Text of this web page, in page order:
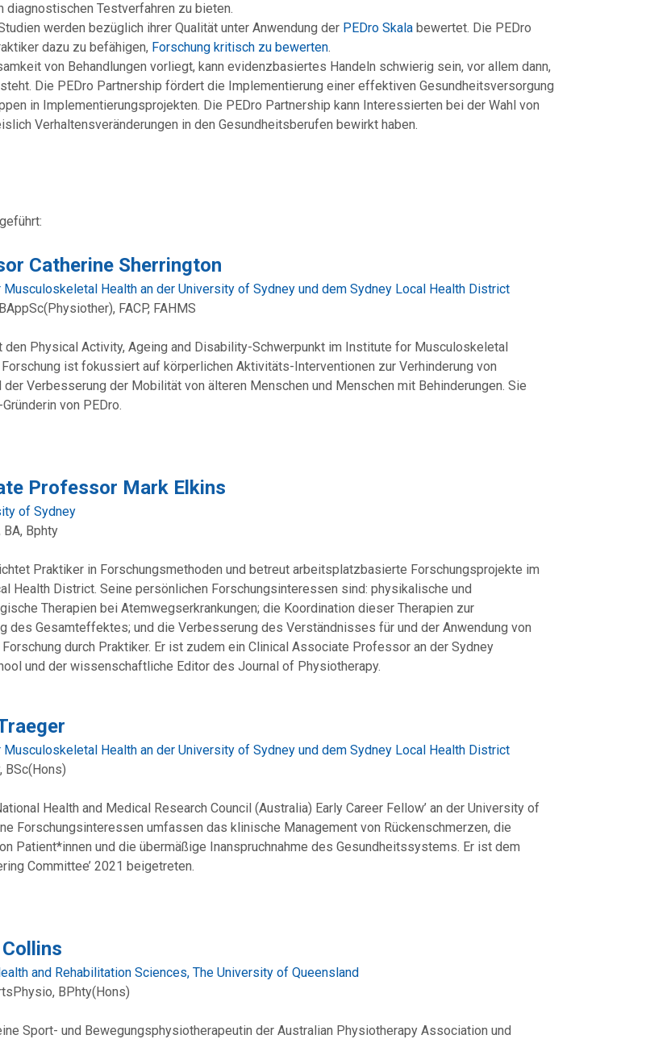
diagnostischen Testverfahren zu bieten.
werden bezüglich ihrer Qualität unter Anwendung der PEDro Skala bewertet. Die PEDro
dazu zu befähigen, Forschung kritisch zu bewerten.
von Behandlungen vorliegt, kann evidenzbasiertes Handeln schwierig sein, vor allem dann,
Die PEDro Partnership fördert die Implementierung einer effektiven Gesundheitsversorgung
in Implementierungsprojekten. Die PEDro Partnership kann Interessierten bei der Wahl von
Verhaltensveränderungen in den Gesundheitsberufen bewirkt haben.
Catherine Sherrington
Health an der University of Sydney und dem Sydney Local Health District
FACP, FAHMS
den Physical Activity, Ageing and Disability-Schwerpunkt im Institute for Musculoskeletal
Forschung ist fokussiert auf körperlichen Aktivitäts-Interventionen zur Verhinderung von
der Verbesserung der Mobilität von älteren Menschen und Menschen mit Behinderungen. Sie
von PEDro.
Professor Mark Elkins
of Sydney
BA, Bphty
Praktiker in Forschungsmethoden und betreut arbeitsplatzbasierte Forschungsprojekte im
Health District. Seine persönlichen Forschungsinteressen sind: physikalische und
Therapien bei Atemwegserkrankungen; die Koordination dieser Therapien zur
des Gesamteffektes; und die Verbesserung des Verständnisses für und der Anwendung von
durch Praktiker. Er ist zudem ein Clinical Associate Professor an der Sydney
und der wissenschaftliche Editor des Journal of Physiotherapy.
Health an der University of Sydney und dem Sydney Local Health District
BSc(Hons)
Health and Medical Research Council (Australia) Early Career Fellow’ an der University of
Forschungsinteressen umfassen das klinische Management von Rückenschmerzen, die
Patient*innen und die übermäßige Inanspruchnahme des Gesundheitssystems. Er ist dem
Committee’ 2021 beigetreten.
and Rehabilitation Sciences, The University of Queensland
BPhty(Hons)
Sport- und Bewegungsphysiotherapeutin der Australian Physiotherapy Association und